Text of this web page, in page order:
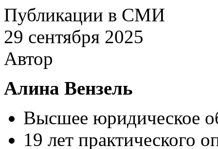
Публикации в СМИ
29 сентября 2025
Автор
Алина Вензель
Высшее юридическое
19 лет практического